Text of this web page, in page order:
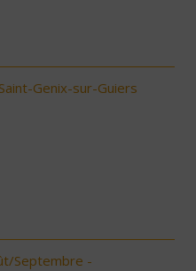
Genix-sur-Guiers
Septembre -